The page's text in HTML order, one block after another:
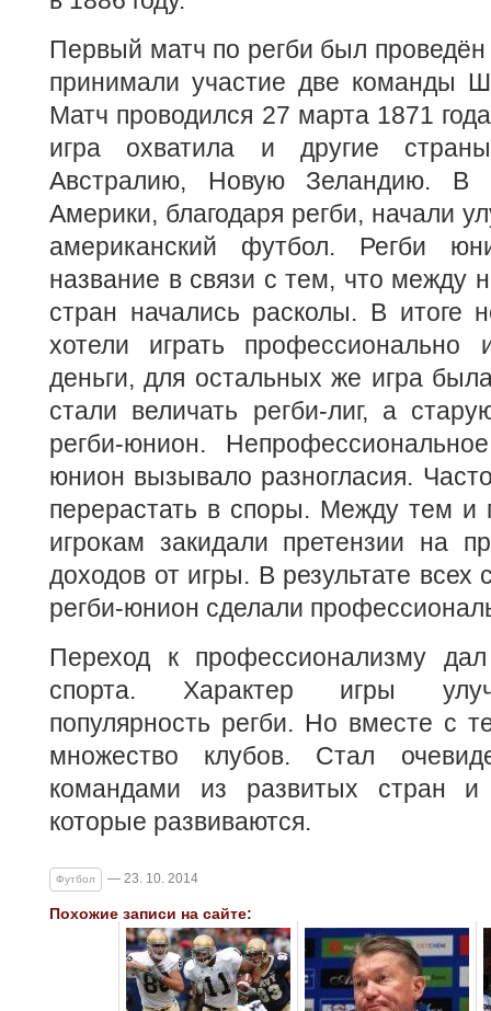
Первый матч по регби был проведён
принимали участие две команды
Матч проводился 27 марта 1871
игра охватила и другие
Австралию, Новую Зеландию. В
Америки, благодаря регби, начали
американский футбол. Регби
название в связи с тем, что между
стран начались расколы. В итоге
хотели играть профессионально
деньги, для остальных же игра
стали величать регби-лиг, а
регби-юнион.
юнион вызывало разногласия.
перерастать в споры. Между тем и
игрокам закидали претензии на
доходов от игры. В результате всех
регби-юнион сделали
Переход к профессионализму
спорта. Характер игры
популярность регби. Но вместе с
множество клубов. Стал
командами из развитых стран и
которые развиваются.
Футбол — 23. 10. 2014
Похожие записи на сайте: